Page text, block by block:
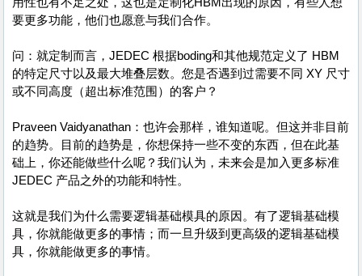
要更多功能，他们也愿意与我们合作。
问：就定制而言，JEDEC 根据boding和其他规范定义了 HBM
的特定尺寸以及最大堆叠层数。您是否遇到过需要不同 XY 尺寸
或不同高度（超出标准范围）的客户？
Praveen Vaidyanathan：也许会那样，谁知道呢。但这并非目前
的趋势。目前的趋势是，你想保持一些不变的东西，但在此基
础上，你还能做些什么呢？我们认为，未来会是加入更多标准
JEDEC 产品之外的功能和特性。
这就是我们为什么需要逻辑基础模具的原因。有了逻辑基础模
具，你就能做更多的事情；而一旦升级到更高级的逻辑基础模
具，你就能做更多的事情。